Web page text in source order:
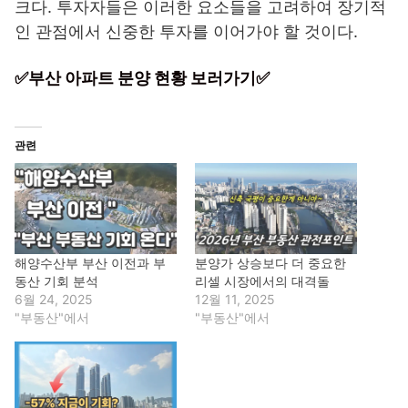
크다. 투자자들은 이러한 요소들을 고려하여 장기적
인 관점에서 신중한 투자를 이어가야 할 것이다.
✅부산 아파트 분양 현황 보러가기✅
관련
해양수산부 부산 이전과 부
동산 기회 분석
6월 24, 2025
"부동산"에서
분양가 상승보다 더 중요한
리셀 시장에서의 대격돌
12월 11, 2025
"부동산"에서